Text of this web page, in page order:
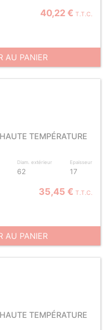
40,22 € T.T.C.
AU PANIER
TEMPÉRATURE
Diam. extérieur
62
Epaisseur
17
35,45 € T.T.C.
AU PANIER
TEMPÉRATURE